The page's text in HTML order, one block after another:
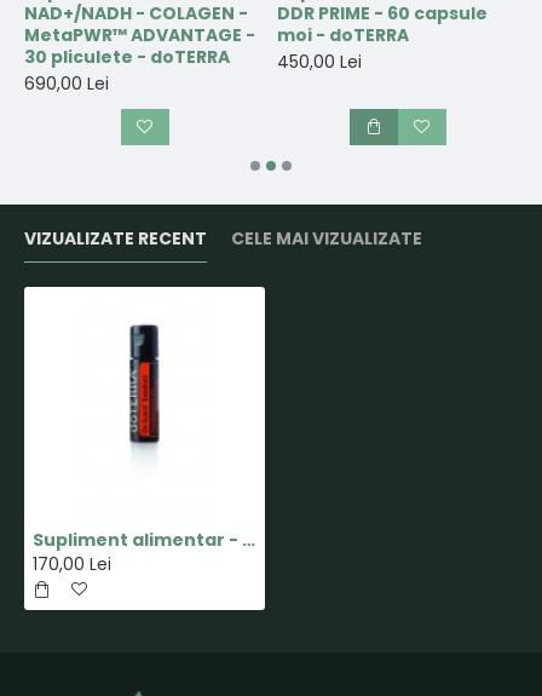
NAD+/NADH - COLAGEN -
MetaPWR™ ADVANTAGE -
30 pliculete - doTERRA
690,00 Lei
DDR PRIME - 60 capsule
moi - doTERRA
450,00 Lei
VIZUALIZATE RECENT CELE MAI VIZUALIZATE
Supliment alimentar - Bilute On Guard Supliment alimentar cu uleiuri esentiale si indulcitor - 125 bilute - doTERRA
170,00 Lei